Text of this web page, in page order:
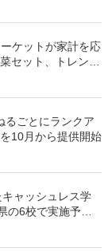
ケットが家計を応
セット、トレンド
るごとにランクア
10月から提供開始
ャッシュレス学
の6校で実施予定